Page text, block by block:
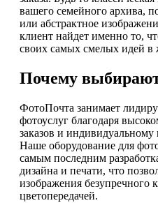
вашего семейного архива,
или абстрактное
клиент найдет именно то,
своих самых смелых идей в
Почему
ФотоПочта занимает
фотоуслуг благодаря
заказов и
Наше оборудование для
самым последним
дизайна и печати, что
изображения безупречного
цветопередачей.